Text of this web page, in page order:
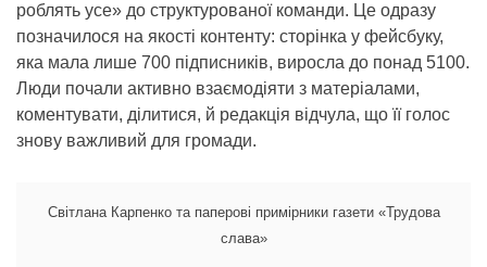
роблять усе» до структурованої команди. Це одразу
позначилося на якості контенту: сторінка у фейсбуку,
яка мала лише 700 підписників, виросла до понад 5100.
Люди почали активно взаємодіяти з матеріалами,
коментувати, ділитися, й редакція відчула, що її голос
знову важливий для громади.
Світлана Карпенко та паперові примірники газети «Трудова
слава»